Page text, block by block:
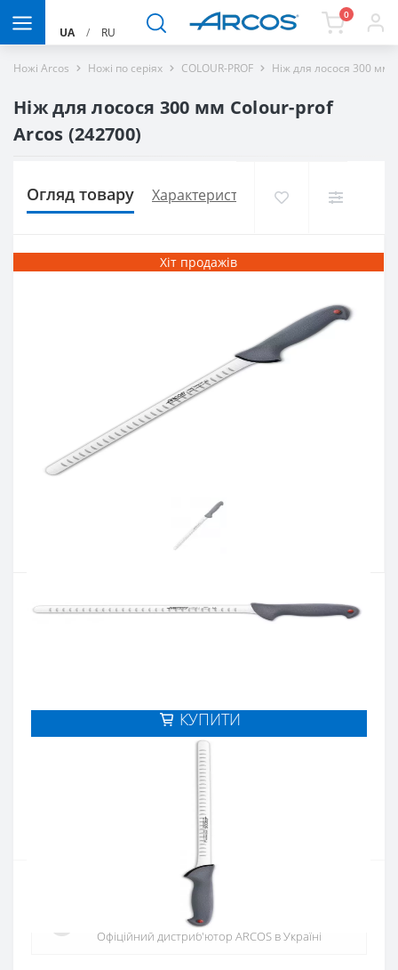
UA / RU
0
Ножі Arcos Ножі по серіях COLOUR-PROF Ніж для лосося 300 мм
Ніж для лосося 300 мм Colour-prof
Arcos (242700)
Огляд товару Характеристики Доставка і
Хіт продажів
Наявність:Є в наявності
КУПИТИ
Введіть номер телефону і ми передзвонимо
Офіційний дистриб'ютор
Офіційний дистриб'ютор ARCOS в Україні